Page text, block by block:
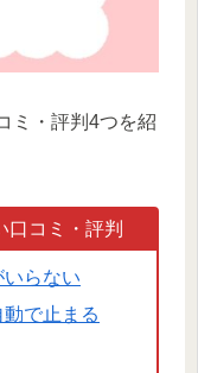
ミ・評判4つを紹
口コミ・評判
らない
で止まる